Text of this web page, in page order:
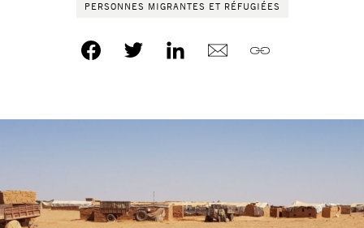
PERSONNES MIGRANTES ET RÉFUGIÉES